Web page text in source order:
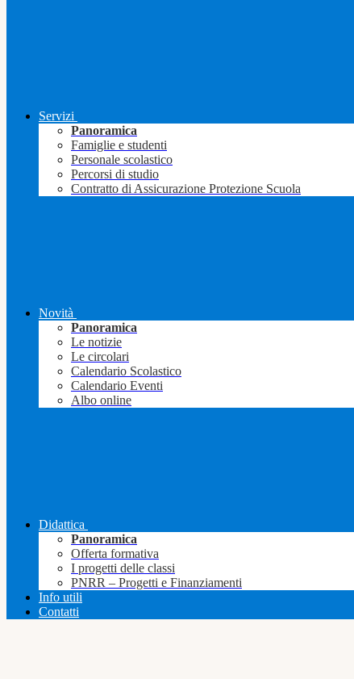
Servizi
Panoramica
Famiglie e studenti
Personale scolastico
Percorsi di studio
Contratto di Assicurazione Protezione Scuola
Novità
Panoramica
Le notizie
Le circolari
Calendario Scolastico
Calendario Eventi
Albo online
Didattica
Panoramica
Offerta formativa
I progetti delle classi
PNRR – Progetti e Finanziamenti
Info utili
Contatti